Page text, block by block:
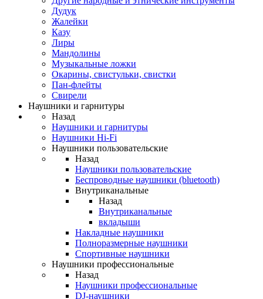
Дудук
Жалейки
Казу
Лиры
Мандолины
Музыкальные ложки
Окарины, свистульки, свистки
Пан-флейты
Свирели
Наушники и гарнитуры
Назад
Наушники и гарнитуры
Наушники Hi-Fi
Наушники пользовательские
Назад
Наушники пользовательские
Беспроводные наушники (bluetooth)
Внутриканальные
Назад
Внутриканальные
вкладыши
Накладные наушники
Полноразмерные наушники
Спортивные наушники
Наушники профессиональные
Назад
Наушники профессиональные
DJ-наушники